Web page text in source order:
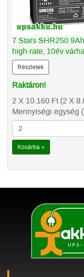
7 Stars SHR250
high-rate, 10év
Részletek
Raktáron!
2 X 10.160 Ft(2 X
Mennyiségi egység
Kosárba »